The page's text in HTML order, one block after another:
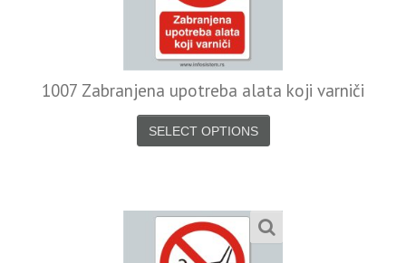
1007 Zabranjena upotreba alata koji varniči
SELECT OPTIONS